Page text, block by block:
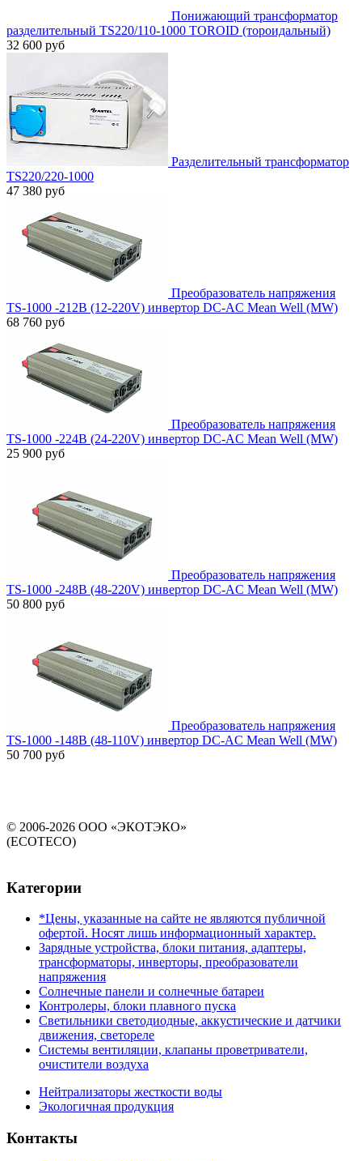
Понижающий трансформатор
разделительный TS220/110-1000 TOROID (тороидальный)
32 600 руб
Разделительный трансформатор
TS220/220-1000
47 380 руб
Преобразователь напряжения
TS-1000 -212B (12-220V) инвертор DC-AC Mean Well (MW)
68 760 руб
Преобразователь напряжения
TS-1000 -224B (24-220V) инвертор DC-AC Mean Well (MW)
25 900 руб
Преобразователь напряжения
TS-1000 -248B (48-220V) инвертор DC-AC Mean Well (MW)
50 800 руб
Преобразователь напряжения
TS-1000 -148B (48-110V) инвертор DC-AC Mean Well (MW)
50 700 руб
© 2006-2026 ООО «ЭКОТЭКО»
(ECOTECO)
Категории
*Цены, указанные на сайте не являются публичной
офертой. Носят лишь информационный характер.
Зарядные устройства, блоки питания, адаптеры,
трансформаторы, инверторы, преобразователи
напряжения
Солнечные панели и солнечные батареи
Контролеры, блоки плавного пуска
Светильники светодиодные, аккустические и датчики
движения, светореле
Системы вентиляции, клапаны проветриватели,
очистители воздуха
Нейтрализаторы жесткости воды
Экологичная продукция
Контакты